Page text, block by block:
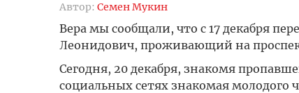
Автор: Семен Мукин
Вера мы сообщали, что с 17 декабря
Леонидович, проживающий на
Сегодня, 20 декабря, знакомя
социальных сетях знакомая молодого